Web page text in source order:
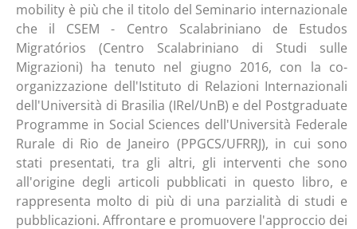
mobility è più che il titolo del Seminario internazionale
che il CSEM - Centro Scalabriniano de Estudos
Migratórios (Centro Scalabriniano di Studi sulle
Migrazioni) ha tenuto nel giugno 2016, con la co-
organizzazione dell'Istituto di Relazioni Internazionali
dell'Università di Brasilia (IRel/UnB) e del Postgraduate
Programme in Social Sciences dell'Università Federale
Rurale di Rio de Janeiro (PPGCS/UFRRJ), in cui sono
stati presentati, tra gli altri, gli interventi che sono
all'origine degli articoli pubblicati in questo libro, e
rappresenta molto di più di una parzialità di studi e
pubblicazioni. Affrontare e promuovere l'approccio dei